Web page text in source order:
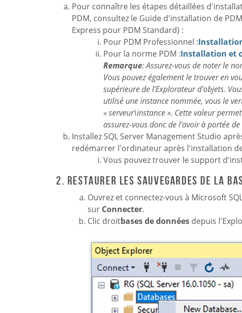
Pour connaître les étapes détaillées
PDM, consultez le Guide d'installation de
Express pour PDM Standard) :
Pour PDM Professionnel :
Pour la norme PDM :Installation et
Remarque: Assurez-vous de noter le
Vous pouvez également le trouver en
supérieure de l'Explorateur d'objets.
utilisé une instance nommée, vous le
« serveur\instance ». Cette valeur
assurez-vous donc de l'avoir à portée
Installez SQL Server Management Studio
redémarrer l'ordinateur après l'installation de
Vous pouvez trouver le support
2. Restaurer les sauvegardes de la
Ouvrez et connectez-vous à Microsoft
sur Connecter.
Clic droitbases de données depuis